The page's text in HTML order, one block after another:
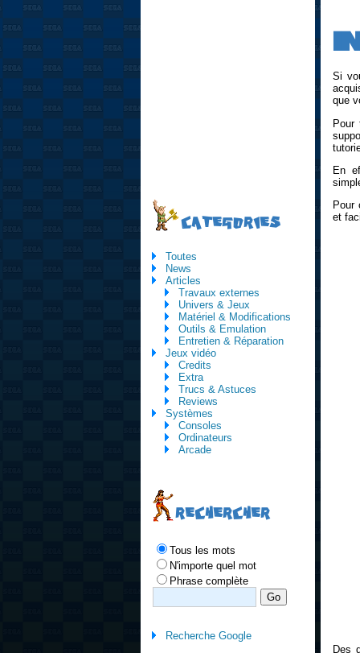
Si
que
Pour
En
Pour
et
Des
CATEGORIES
Toutes
News
Articles
Travaux externes
Univers & Jeux
Matériel & Modifications
Outils & Emulation
Entretien & Réparation
Jeux vidéo
Credits
Extra
Trucs & Astuces
Reviews
Systèmes
Consoles
Ordinateurs
Arcade
RECHERCHER
Tous les mots
N'importe quel mot
Phrase complète
Recherche Google